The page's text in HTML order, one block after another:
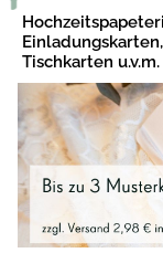
Tischkarten u.v.m.